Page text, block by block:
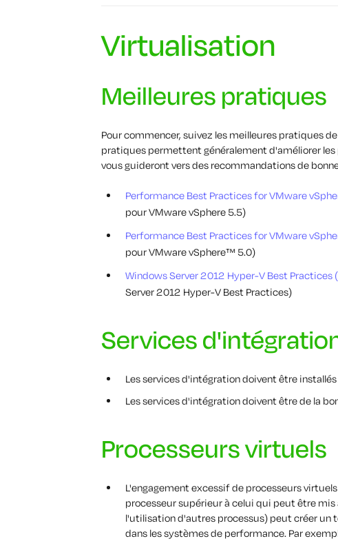
Virtualisation
Meilleures pratiques
Pour commencer, suivez les meilleures pratiques
pratiques permettent généralement d'améliorer
vous guideront vers des recommandations de
Performance Best Practices for VMware
pour VMware vSphere 5.5)
Performance Best Practices for VMware
pour VMware vSphere™ 5.0)
Windows Server 2012 Hyper-V Best
Server 2012 Hyper-V Best Practices)
Services
Les services d'intégration doivent être
Les services d'intégration doivent être de la
Processeurs virtuels
L'engagement excessif de processeurs
processeur supérieur à celui qui peut être
l'utilisation d'autres processus) peut créer un
dans les systèmes de performance. Par